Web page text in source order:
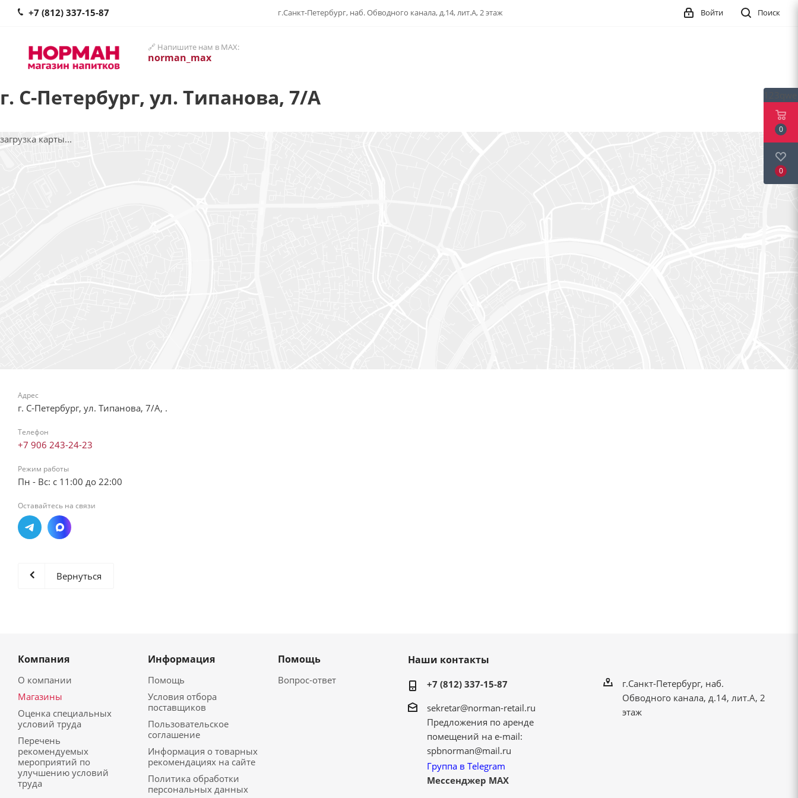
+7 (812) 337-15-87 г.Санкт-Петербург, наб. Обводного канала, д.14, лит.А, 2 этаж Поиск
Войти
🔗 Напишите нам в MAX:
norman_max
г. С-Петербург, ул. Типанова, 7/А
загрузка карты...
Адрес
г. С-Петербург, ул. Типанова, 7/А, .
Телефон
+7 906 243-24-23
Режим работы
Пн - Вс: с 11:00 до 22:00
Оставайтесь на связи
Вернуться
Компания
О компании
Магазины
Оценка специальных
условий труда
Перечень
рекомендуемых
мероприятий по
улучшению условий
труда
Информация
Помощь
Условия отбора
поставщиков
Пользовательское
соглашение
Информация о товарных
рекомендациях на сайте
Политика обработки
персональных данных
Помощь
Вопрос-ответ
Наши контакты
+7 (812) 337-15-87
sekretar@norman-retail.ru
Предложения по аренде
помещений на e-mail:
spbnorman@mail.ru
Группа в Telegram
Мессенджер MAX
г.Санкт-Петербург, наб.
Обводного канала, д.14, лит.А, 2
этаж
0
0